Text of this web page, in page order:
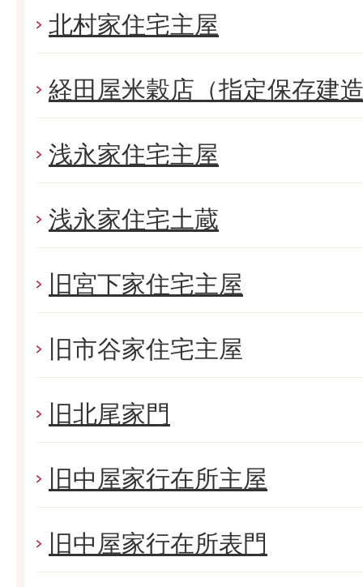
北村家住宅主屋
経田屋米穀店（指定保存建
浅永家住宅主屋
浅永家住宅土蔵
旧宮下家住宅主屋
旧市谷家住宅主屋
旧北尾家門
旧中屋家行在所主屋
旧中屋家行在所表門